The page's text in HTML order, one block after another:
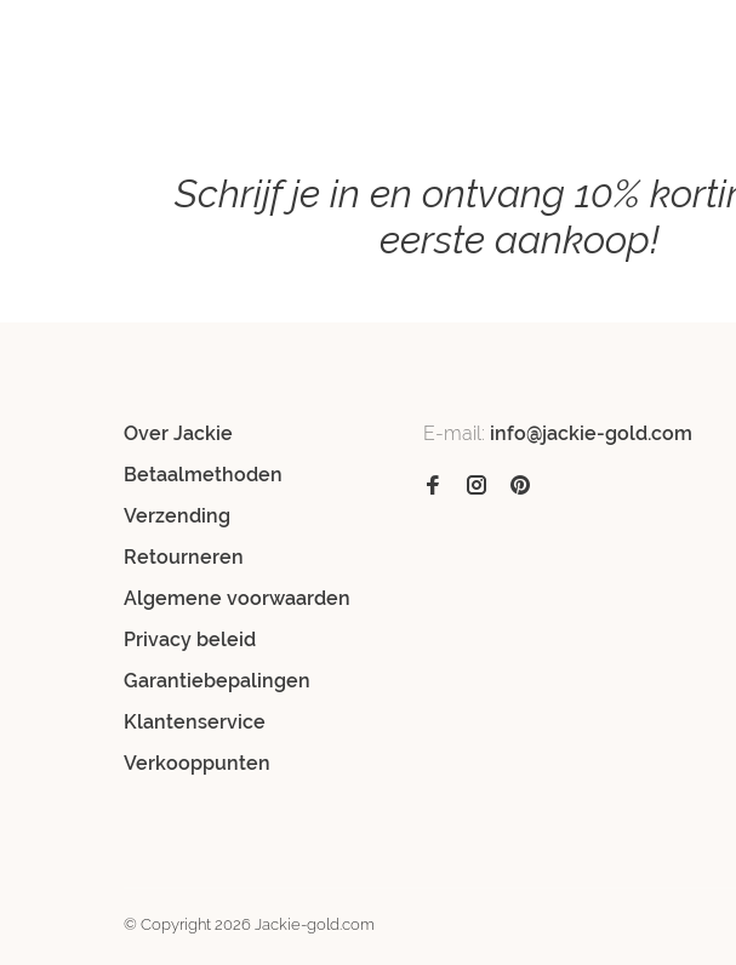
Schrijf je in en ontvang 10%
eerste aankoop!
Over Jackie
Betaalmethoden
Verzending
Retourneren
Algemene voorwaarden
Privacy beleid
Garantiebepalingen
Klantenservice
Verkooppunten
E-mail: info@jackie-gold.com
© Copyright 2026 Jackie-gold.com